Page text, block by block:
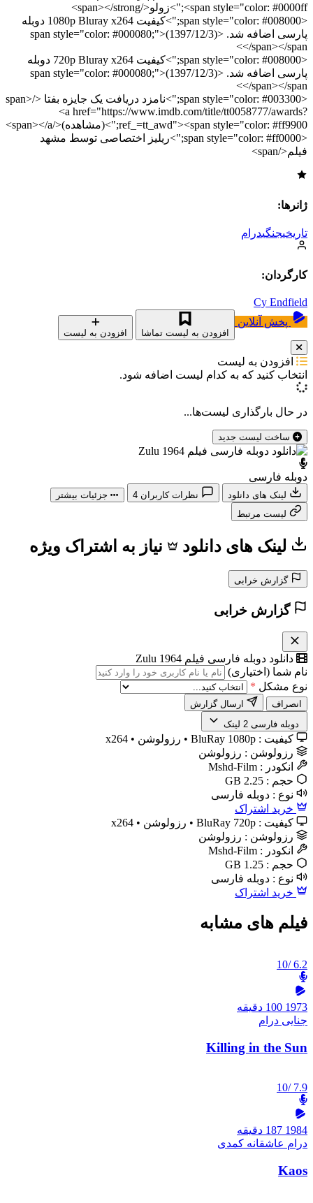
<span style="color: #0000ff;">زولو</span></strong>
<span style="color: #008000;">کیفیت 1080p Bluray x264 دوبله
پارسی اضافه شد. <span style="color: #000080;">(1397/12/3)
</span></span>
<span style="color: #008000;">کیفیت 720p Bluray x264 دوبله
پارسی اضافه شد. <span style="color: #000080;">(1397/12/3)
</span></span>
<span style="color: #003300;">نامزد دریافت یک جایزه بفتا </span>
<a href="https://www.imdb.com/title/tt0058777/awards?
ref_=tt_awd"><span style="color: #ff9900;">(مشاهده)</span></a>
<span style="color: #ff0000;">ریلیز اختصاصی توسط مشهد
فیلم</span>
ژانرها:
تاریخیجنگیدرام
کارگردان:
Cy Endfield
پخش آنلاین
افزودن به لیست تماشا افزودن به لیست
افزودن به لیست
انتخاب کنید که به کدام لیست اضافه شود.
در حال بارگذاری لیست‌ها...
دوبله فارسی
4
جزئیات بیشتر
لینک های دانلود نیاز به اشتراک ویژه
گزارش خرابی
گزارش خرابی
دانلود دوبله فارسی فیلم Zulu 1964
نام شما (اختیاری)
نوع مشکل *
انصراف
️ دوبله فارسی 2 لینک
کیفیت : BluRay 1080p • رزولوشن • x264
رزولوشن : رزولوشن
انکودر : Mshd-Film
حجم : 2.25 GB
نوع : دوبله فارسی
خرید اشتراک
کیفیت : BluRay 720p • رزولوشن • x264
رزولوشن : رزولوشن
انکودر : Mshd-Film
حجم : 1.25 GB
نوع : دوبله فارسی
خرید اشتراک
فیلم های مشابه
6.2
/10
1973 100 دقیقه
جنایی درام
Killing in the Sun
7.9
/10
1984 187 دقیقه
درام عاشقانه کمدی
Kaos